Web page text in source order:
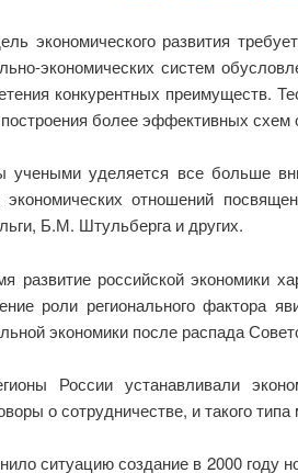
экономического развития
экономических систем
конкурентных преимуществ.
более эффективных схем
учеными уделяется все больше
экономических отношений
Б.М. Штульберга и других.
развитие российской экономики
роли регионального фактора
экономики после распада
России устанавливали
о сотрудничестве, и такого
ситуацию создание в 2000